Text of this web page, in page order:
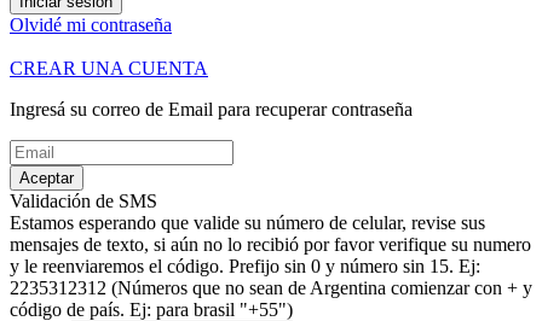
Olvidé mi contraseña
CREAR UNA CUENTA
Ingresá su correo de Email para recuperar contraseña
Aceptar
Validación de SMS
Estamos esperando que valide su número de celular, revise sus
mensajes de texto, si aún no lo recibió por favor verifique su numero
y le reenviaremos el código. Prefijo sin 0 y número sin 15. Ej:
2235312312 (Números que no sean de Argentina comienzar con + y
código de país. Ej: para brasil "+55")